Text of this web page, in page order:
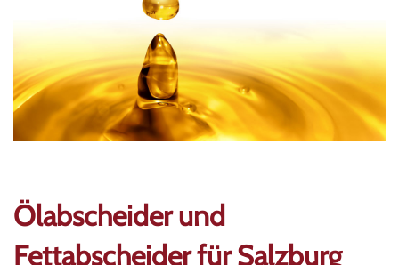
Ölabscheider und
Fettabscheider für Salzburg